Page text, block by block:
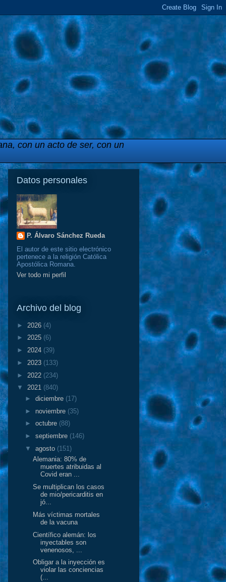
con un acto de ser, con un
Datos personales
P. Álvaro Sánchez Rueda
El autor de este sitio electrónico
pertenece a la religión Católica
Apostólica Romana.
Ver todo mi perfil
Archivo del blog
► 2026 (4)
► 2025 (6)
► 2024 (39)
► 2023 (133)
► 2022 (234)
▼ 2021 (840)
► diciembre (17)
► noviembre (35)
► octubre (88)
► septiembre (146)
▼ agosto (151)
Alemania: 80% de
muertes atribuidas al
Covid eran ...
Se multiplican los casos
de mio/pericarditis en
jó...
Más víctimas mortales
de la vacuna
Científico alemán: los
inyectables son
venenosos, ...
Obligar a la inyección es
violar las conciencias
(...